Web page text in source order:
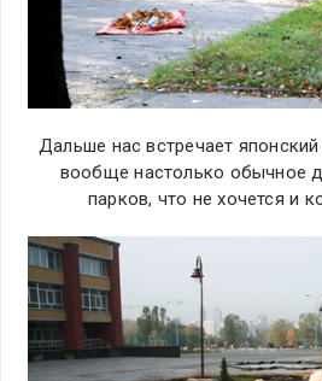
Дальше нас встречает
вообще настолько обычное
парков, что не хочется и